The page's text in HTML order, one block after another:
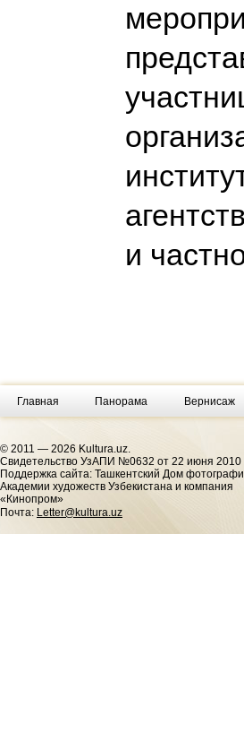
и
Главная Панорама Вернисаж
© 2011 — 2026 Kultura.uz.
Cвидетельство УзАПИ №0632 от 22 июня 2010
Поддержка сайта: Ташкентский Дом
Академии художеств Узбекистана и компания
«Кинопром»
Почта: Letter@kultura.uz